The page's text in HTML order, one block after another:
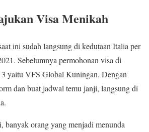
Visa Menikah
ini sudah langsung di kedutaan Italia per
Sebelumnya permohonan visa di
yaitu VFS Global Kuningan. Dengan
dan buat jadwal temu janji, langsung di
banyak orang yang menjadi menunda